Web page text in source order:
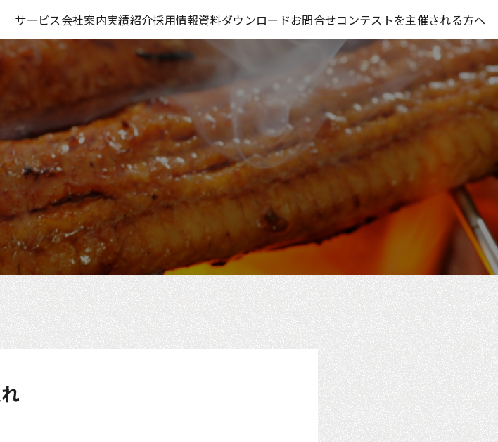
サービス会社案内実績紹介採用情報資料ダウンロードお問合せコンテストを主催される方へ